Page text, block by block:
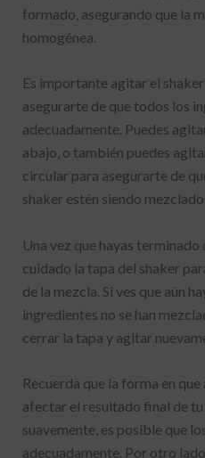
formado, asegurando que la
homogénea.
Es importante agitar el
asegurarte de que todos los
adecuadamente. Puedes
abajo, o también puedes
circular para asegurarte de
shaker estén siendo
Una vez que hayas
cuidado la tapa del shaker
de la mezcla. Si ves que aún
ingredientes no se han
cerrar la tapa y agitar
Recuerda que la forma en
afectar el resultado final de
suavemente, es posible que
adecuadamente. Por otro